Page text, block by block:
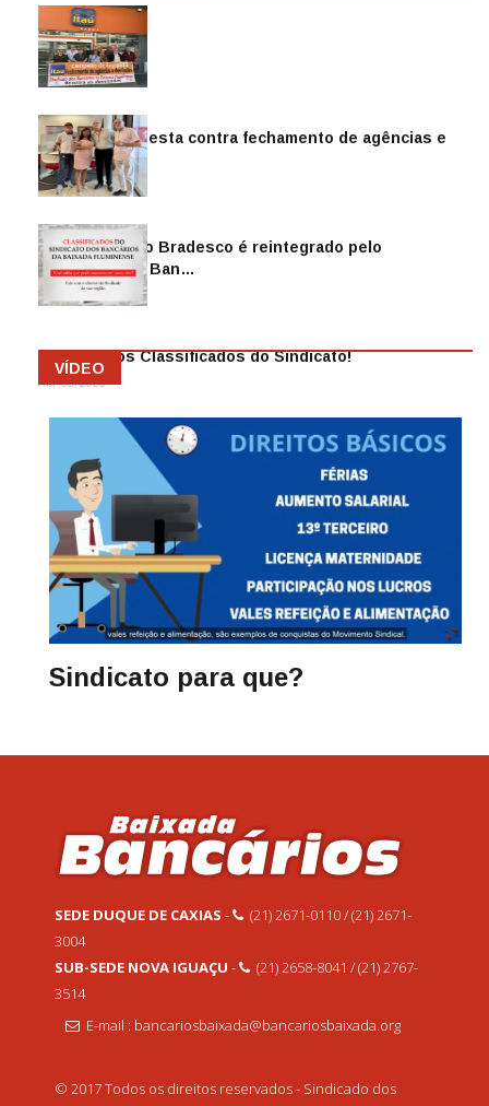
Sindicato protesta contra fechamento de agências e
as demiss…
Mai 13, 2026
Funcionário do Bradesco é reintegrado pelo
Sindicato dos Ban…
Abr 08, 2026
Anuncie nos Classificados do Sindicato!
Abr 08, 2026
VÍDEO
Sindicato para que?
SEDE DUQUE DE CAXIAS -
(21) 2671-0110 / (21) 2671-
3004
SUB-SEDE NOVA IGUAÇU -
(21) 2658-8041 / (21) 2767-
3514
E-mail : bancariosbaixada@bancariosbaixada.org
© 2017 Todos os direitos reservados - Sindicado dos